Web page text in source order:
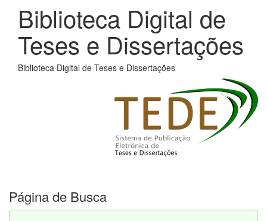
Biblioteca Digital de
Teses e Dissertações
Biblioteca Digital de Teses e Dissertações
Página de Busca